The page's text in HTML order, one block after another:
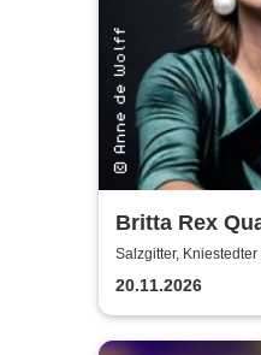
Britta Rex
Witches,
Salzgitter, Kniestedter
20.11.2026